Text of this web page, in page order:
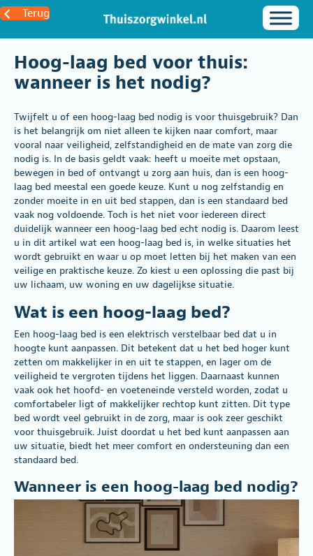
Terug
Hoog-laag bed voor thuis:
wanneer is het nodig?
Twijfelt u of een hoog-laag bed nodig is voor thuisgebruik? Dan
is het belangrijk om niet alleen te kijken naar comfort, maar
vooral naar veiligheid, zelfstandigheid en de mate van zorg die
nodig is. In de basis geldt vaak: heeft u moeite met opstaan,
bewegen in bed of ontvangt u zorg aan huis, dan is een hoog-
laag bed meestal een goede keuze. Kunt u nog zelfstandig en
zonder moeite in en uit bed stappen, dan is een standaard bed
vaak nog voldoende. Toch is het niet voor iedereen direct
duidelijk wanneer een hoog-laag bed echt nodig is. Daarom leest
u in dit artikel wat een hoog-laag bed is, in welke situaties het
wordt gebruikt en waar u op moet letten bij het maken van een
veilige en praktische keuze. Zo kiest u een oplossing die past bij
uw lichaam, uw woning en uw dagelijkse situatie.
Wat is een hoog-laag bed?
Een hoog-laag bed is een elektrisch verstelbaar bed dat u in
hoogte kunt aanpassen. Dit betekent dat u het bed hoger kunt
zetten om makkelijker in en uit te stappen, en lager om de
veiligheid te vergroten tijdens het liggen. Daarnaast kunnen
vaak ook het hoofd- en voeteneinde versteld worden, zodat u
comfortabeler ligt of makkelijker rechtop kunt zitten. Dit type
bed wordt veel gebruikt in de zorg, maar is ook zeer geschikt
voor thuisgebruik. Juist doordat u het bed kunt aanpassen aan
uw situatie, biedt het meer comfort en ondersteuning dan een
standaard bed.
Wanneer is een hoog-laag bed nodig?